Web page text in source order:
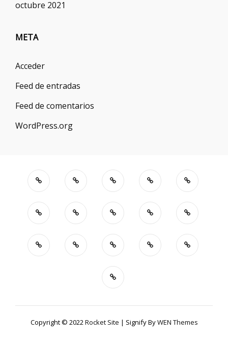
octubre 2021
META
Acceder
Feed de entradas
Feed de comentarios
WordPress.org
Copyright © 2022Rocket Site | Signify ByWEN Themes